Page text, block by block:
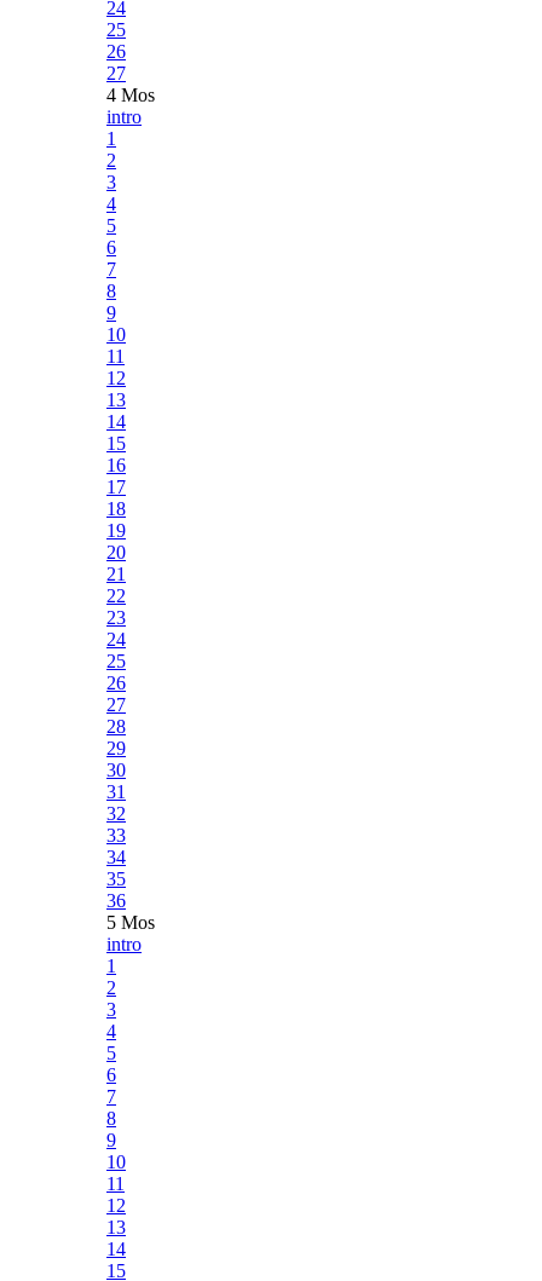
24
25
26
27
4 Mos
intro
1
2
3
4
5
6
7
8
9
10
11
12
13
14
15
16
17
18
19
20
21
22
23
24
25
26
27
28
29
30
31
32
33
34
35
36
5 Mos
intro
1
2
3
4
5
6
7
8
9
10
11
12
13
14
15